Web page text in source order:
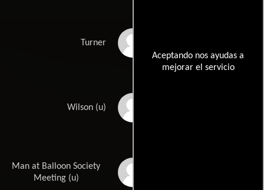
Aceptando nos ayudas a
mejorar el servicio
Turner
Wilson (u)
Man at Balloon Society
Meeting (u)